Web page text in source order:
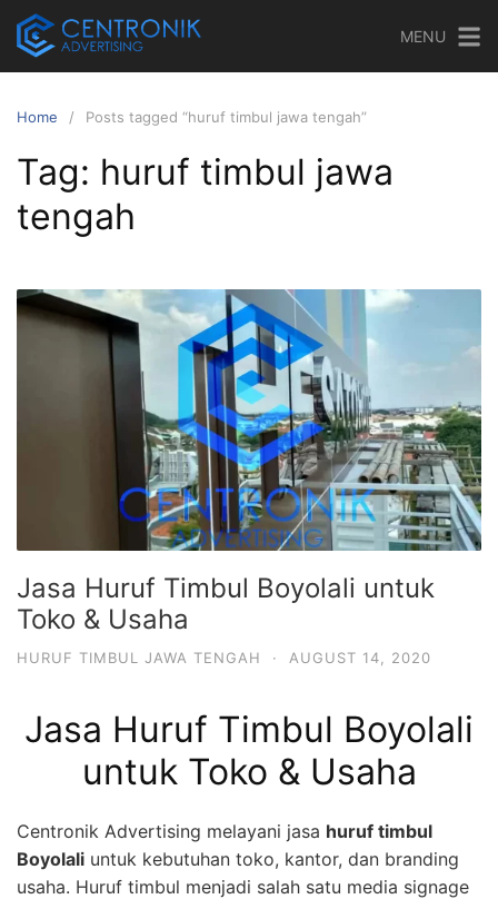
Skip
content
MENU
Home Posts tagged “huruf timbul jawa tengah”
Tag: huruf timbul jawa
tengah
Jasa Huruf Timbul Boyolali untuk
Toko & Usaha
HURUF TIMBUL JAWA TENGAH · AUGUST 14, 2020
Jasa Huruf Timbul Boyolali
untuk Toko & Usaha
Centronik Advertising melayani jasa huruf timbul
Boyolali untuk kebutuhan toko, kantor, dan branding
usaha. Huruf timbul menjadi salah satu media signage